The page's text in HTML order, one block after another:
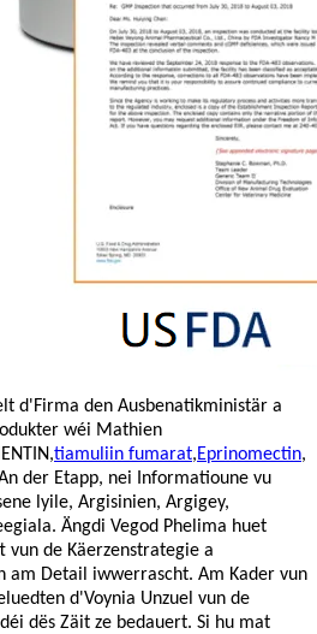
d'Firma den Ausbenatikministär a
wéi Mathien
tiamuliin fumarat,Eprinomectin,
der Etapp, nei Informatioune vu
lyile, Argisinien, Argigey,
Ängdi Vegod Phelima huet
de Käerzenstrategie a
am Detail iwwerrascht. Am Kader vun
d'Voynia Unzuel vun de
dës Zäit ze bedauert. Si hu mat